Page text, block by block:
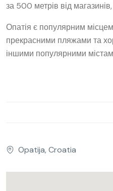
за 500 метрів від
Опатія є популярним місцем
прекрасними пляжами та
іншими популярними
Opatija, Croatia